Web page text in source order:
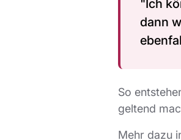
"Ich
dann
So
geltend
Mehr dazu